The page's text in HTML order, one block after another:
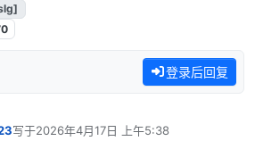
登录后回复
写于2026年4月17日 上午5:38
最后由 编辑